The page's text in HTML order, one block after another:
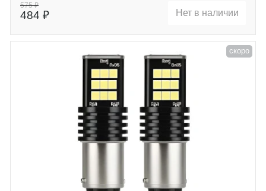
575 ₽
484 ₽ Нет в наличии
скоро